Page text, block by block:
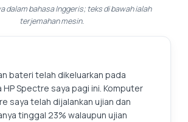
dalam bahasa Inggeris; teks di bawah ialah
terjemahan mesin.
bateri telah dikeluarkan pada
Spectre saya pagi ini. Komputer
saya telah dijalankan ujian dan
tinggal 23% walaupun ujian